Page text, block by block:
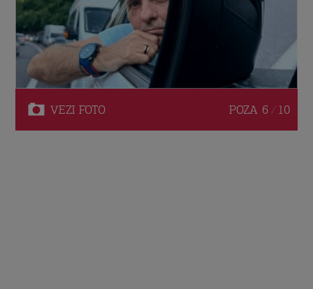
VEZI FOTO POZA 6 / 10